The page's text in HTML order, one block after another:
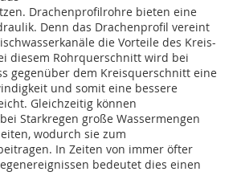
Drachenprofilrohre bieten eine
Denn das Drachenprofil vereint
die Vorteile des Kreis-
diesem Rohrquerschnitt wird bei
gegenüber dem Kreisquerschnitt eine
und somit eine bessere
Gleichzeitig können
Starkregen große Wassermengen
wodurch sie zum
In Zeiten von immer öfter
bedeutet dies einen